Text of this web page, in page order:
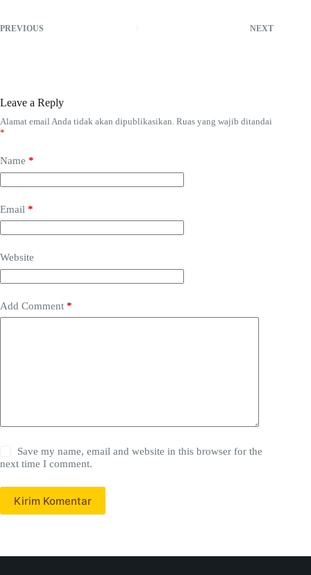
PREVIOUS NEXT
Leave a Reply
Alamat email Anda tidak akan dipublikasikan. Ruas yang wajib ditandai
*
Name *
Email *
Website
Add Comment *
Save my name, email and website in this browser for the
next time I comment.
Kirim Komentar